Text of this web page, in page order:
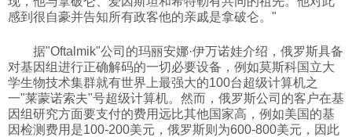
感到很自豪并告知所有政客他的亲戚是拿破仑。"
据"Oftalmik"公司的玛丽安娜·伊万诺娃介绍，俄罗斯具备
对基因组进行正确解码的一切必要设备，例如莫斯科国立大
学生物技术集群就有世界上最强大的100台超级计算机之
一"莱蒙诺索夫"号超级计算机。然而，俄罗斯公司的客户在基
因组研究方面要支付的费用远比其他国家高，例如美国的基
因检测费用是100-200美元，俄罗斯则为600-800美元，因此